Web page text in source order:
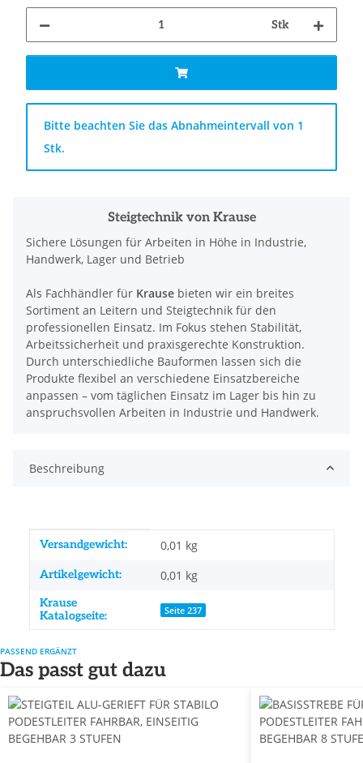
Stk
x
Bitte beachten Sie das Abnahmeintervall von 1
Stk.
Steigtechnik von Krause
Sichere Lösungen für Arbeiten in Höhe in Industrie,
Handwerk, Lager und Betrieb
Als Fachhändler für Krause bieten wir ein breites
Sortiment an Leitern und Steigtechnik für den
professionellen Einsatz. Im Fokus stehen Stabilität,
Arbeitssicherheit und praxisgerechte Konstruktion.
Durch unterschiedliche Bauformen lassen sich die
Produkte flexibel an verschiedene Einsatzbereiche
anpassen – vom täglichen Einsatz im Lager bis hin zu
anspruchsvollen Arbeiten in Industrie und Handwerk.
Beschreibung
Produkteigenschaft
Wert
Versandgewicht: 0,01 kg
Artikelgewicht: 0,01 kg
Krause
Katalogseite:
Seite 237
PASSEND ERGÄNZT
Das passt gut dazu